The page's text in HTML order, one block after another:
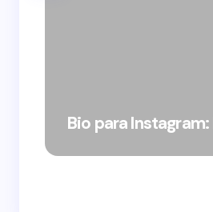
Bio para